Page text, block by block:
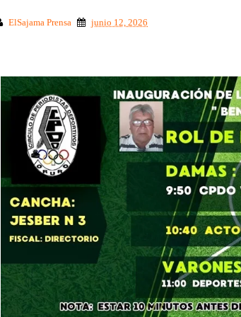
ElSajama Prensa junio 12, 2026